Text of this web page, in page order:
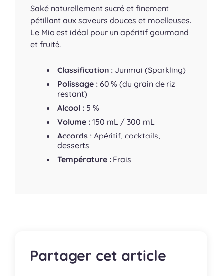
Saké naturellement sucré et finement
pétillant aux saveurs douces et moelleuses.
Le Mio est idéal pour un apéritif gourmand
et fruité.
Classification : Junmai (Sparkling)
Polissage : 60 % (du grain de riz
restant)
Alcool : 5 %
Volume :150 mL / 300 mL
Accords : Apéritif, cocktails,
desserts
Température : Frais
Partager cet article